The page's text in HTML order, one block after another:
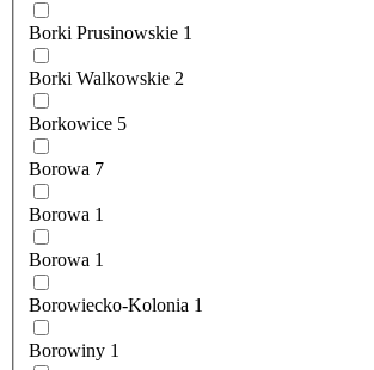
Borki Prusinowskie 1
Borki Walkowskie 2
Borkowice 5
Borowa 7
Borowa 1
Borowa 1
Borowiecko-Kolonia 1
Borowiny 1